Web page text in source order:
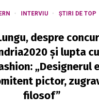
INTERVIU ȘTIRI DE TOP
despre
și lupta cu
„Designerul
pictor,
filosof”